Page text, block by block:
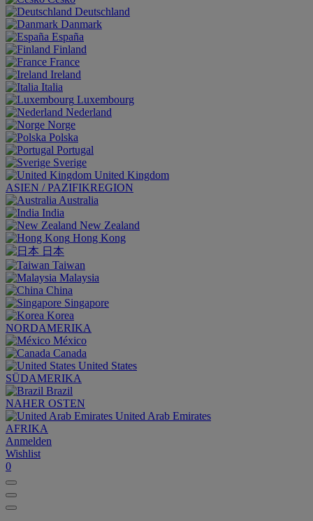
Deutschland
Danmark
España
Finland
France
Ireland
Italia
Luxembourg
Nederland
Norge
Polska
Portugal
Sverige
United Kingdom
ASIEN / PAZIFIKREGION
Australia
India
New Zealand
Hong Kong
日本
Taiwan
Malaysia
China
Singapore
Korea
NORDAMERIKA
México
Canada
United States
SÜDAMERIKA
Brazil
NAHER OSTEN
United Arab Emirates
AFRIKA
Anmelden
Wishlist
0